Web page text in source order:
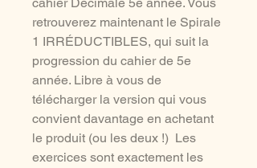
retrouverez maintenant le Spirale
1 IRRÉDUCTIBLES, qui suit la
progression du cahier de 5e
année. Libre à vous de
télécharger la version qui vous
convient davantage en achetant
le produit (ou les deux !) Les
exercices sont exactement les